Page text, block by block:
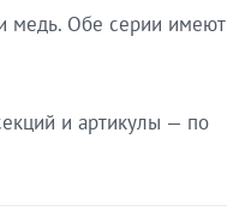
медь. Обе серии имеют
и артикулы — по